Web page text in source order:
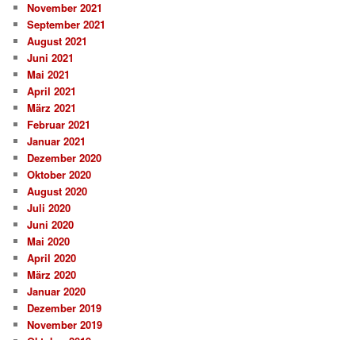
November 2021
September 2021
August 2021
Juni 2021
Mai 2021
April 2021
März 2021
Februar 2021
Januar 2021
Dezember 2020
Oktober 2020
August 2020
Juli 2020
Juni 2020
Mai 2020
April 2020
März 2020
Januar 2020
Dezember 2019
November 2019